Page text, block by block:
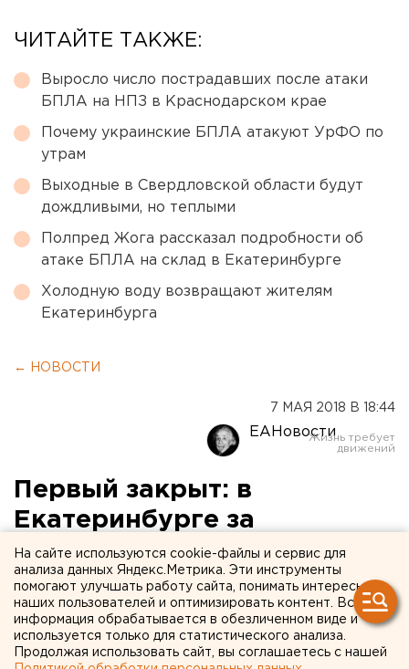
ЧИТАЙТЕ ТАКЖЕ:
Выросло число пострадавших после атаки
БПЛА на НПЗ в Краснодарском крае
Почему украинские БПЛА атакуют УрФО по
утрам
Выходные в Свердловской области будут
дождливыми, но теплыми
Полпред Жога рассказал подробности об
атаке БПЛА на склад в Екатеринбурге
Холодную воду возвращают жителям
Екатеринбурга
← НОВОСТИ
7 МАЯ 2018 В 18:44
ЕАНовости
Первый закрыт: в
Екатеринбурге за
нарушения опечатали
торговый центр «Марс»
На сайте используются cookie-файлы и сервис для
анализа данных Яндекс.Метрика. Эти инструменты
помогают улучшать работу сайта, понимать интересы
наших пользователей и оптимизировать контент. Вся
информация обрабатывается в обезличенном виде и
используется только для статистического анализа.
Продолжая использовать сайт, вы соглашаетесь с нашей